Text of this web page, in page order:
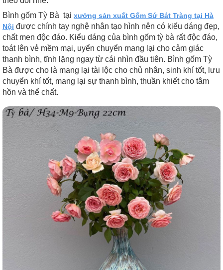
Bình gốm Tỳ Bà tại xưởng sản xuất Gốm Sứ Bát Tràng tại Hà
Nội được chính tay nghệ nhân tạo hình nên có kiểu dáng đẹp,
chất men độc đáo. Kiểu dáng của bình gốm tỳ bà rất độc đáo,
toát lên vẻ mềm mại, uyển chuyển mang lại cho cảm giác
thanh bình, tĩnh lặng ngay từ cái nhìn đầu tiên. Bình gốm Tỳ
Bà được cho là mang lại tài lộc cho chủ nhân, sinh khí tốt, lưu
chuyển khí tốt, mang lại sự thanh bình, thuần khiết cho tâm
hồn và thể chất.